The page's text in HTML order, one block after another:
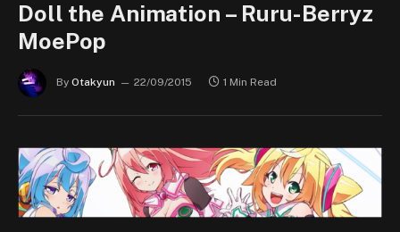
Doll the Animation – Ruru-Berryz
MoePop
By Otakyun 22/09/2015 1 Min Read